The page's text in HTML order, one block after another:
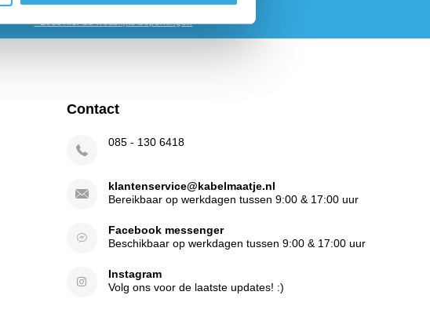
* Lees hier de wettelijke beperkingen
Contact
085 - 130 6418
klantenservice@kabelmaatje.nl
Bereikbaar op werkdagen tussen 9:00 & 17:00 uur
Facebook messenger
Beschikbaar op werkdagen tussen 9:00 & 17:00 uur
Instagram
Volg ons voor de laatste updates! :)